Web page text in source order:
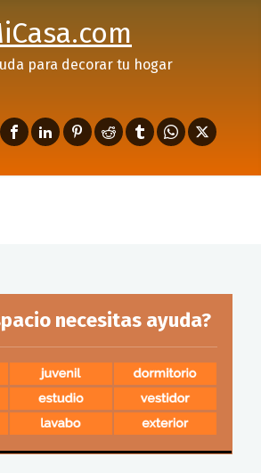
para decorar tu hogar
necesitas ayuda?